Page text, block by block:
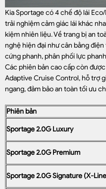
Kia Sportage có 4 chế độ lái
trải nghiệm cảm giác lái khác
kiệm nhiên liệu. Về trang bị an
nghệ hiện đại như cân bằng
cứng phanh, phân phối lực
Các phiên bản cao cấp còn
Adaptive Cruise Control, hỗ trợ
ngang, đảm bảo an toàn tối ưu
Phiên bản
Sportage 2.0G Luxury
Sportage 2.0G Premium
Sportage 2.0G Signature (X-